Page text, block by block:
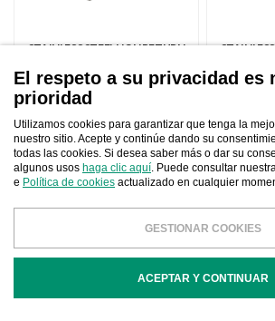
STAINLESS STEEL NON RETURN
STAINLESS STEEL NON RETURN
VALVE 40X24MM
El respeto a su privacidad es
prioridad
Utilizamos cookies para garantizar que tenga la
nuestro sitio. Acepte y continúe dando su
todas las cookies. Si desea saber más o dar su
algunos usos haga clic aquí. Puede consultar
e Política de cookies actualizado en cualquier
GESTIONAR COOKIES
ACEPTAR Y CONTINUAR